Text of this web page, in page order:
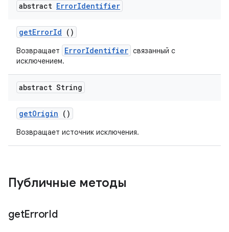
abstract ErrorIdentifier
getErrorId ()
Возвращает ErrorIdentifier связанный с
исключением.
abstract String
getOrigin ()
Возвращает источник исключения.
Публичные методы
getErrorId